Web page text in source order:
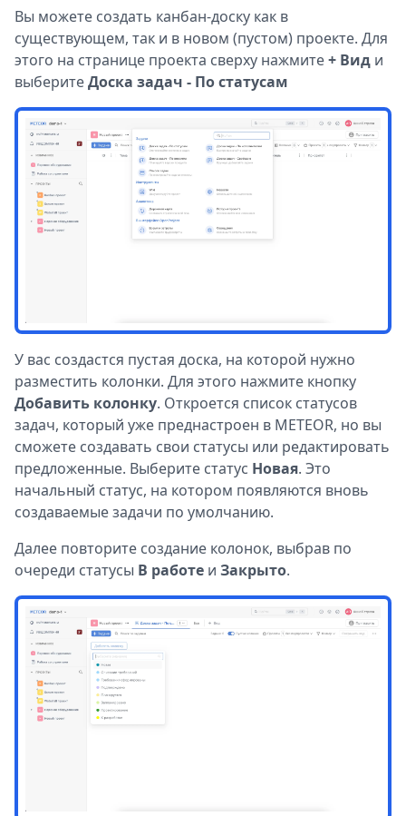
Вы можете создать канбан-доску как в
существующем, так и в новом (пустом) проекте. Для
этого на странице проекта сверху нажмите+ Вид и
выберитеДоска задач - По статусам
У вас создастся пустая доска, на которой нужно
разместить колонки. Для этого нажмите кнопку
Добавить колонку. Откроется список статусов
задач, который уже преднастроен в METEOR, но вы
сможете создавать свои статусы или редактировать
предложенные. Выберите статус Новая. Это
начальный статус, на котором появляются вновь
создаваемые задачи по умолчанию.
Далее повторите создание колонок, выбрав по
очереди статусы В работе и Закрыто.